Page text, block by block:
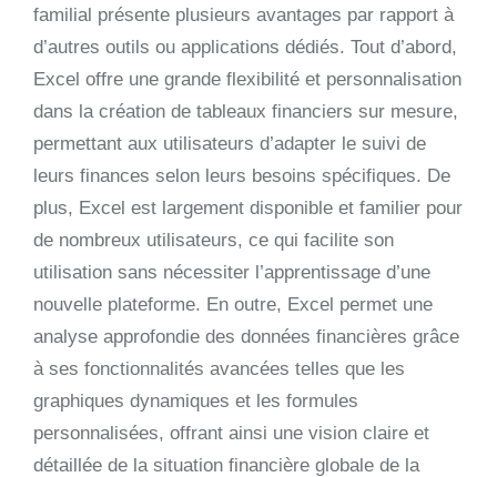
familial présente plusieurs avantages par rapport à
d’autres outils ou applications dédiés. Tout d’abord,
Excel offre une grande flexibilité et personnalisation
dans la création de tableaux financiers sur mesure,
permettant aux utilisateurs d’adapter le suivi de
leurs finances selon leurs besoins spécifiques. De
plus, Excel est largement disponible et familier pour
de nombreux utilisateurs, ce qui facilite son
utilisation sans nécessiter l’apprentissage d’une
nouvelle plateforme. En outre, Excel permet une
analyse approfondie des données financières grâce
à ses fonctionnalités avancées telles que les
graphiques dynamiques et les formules
personnalisées, offrant ainsi une vision claire et
détaillée de la situation financière globale de la